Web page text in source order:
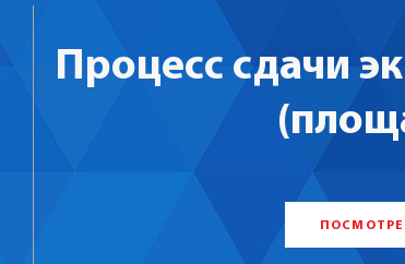
Процесс сдачи